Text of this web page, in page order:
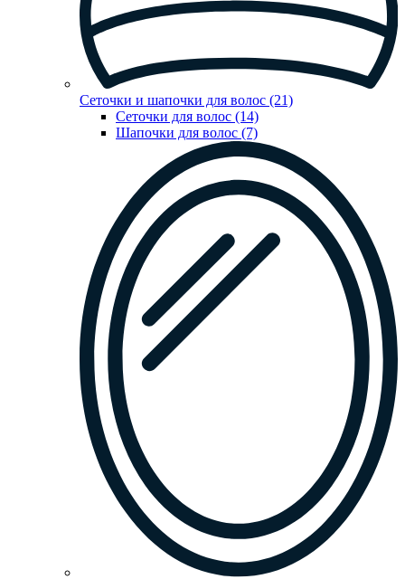
Сеточки и шапочки для волос (21)
Сеточки для волос (14)
Шапочки для волос (7)